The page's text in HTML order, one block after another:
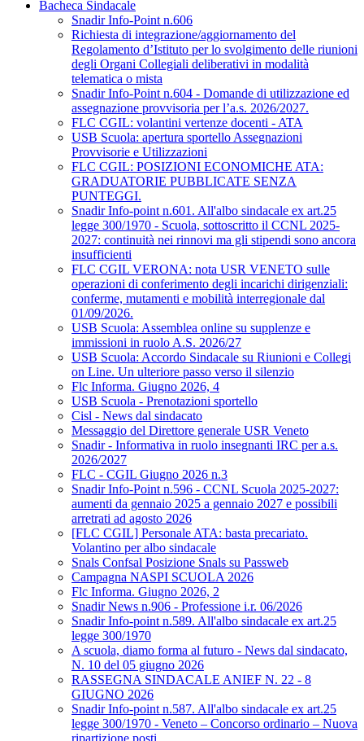
Bacheca Sindacale
Snadir Info-Point n.606
Richiesta di integrazione/aggiornamento del
Regolamento d’Istituto per lo svolgimento delle riunioni
degli Organi Collegiali deliberativi in modalità
telematica o mista
Snadir Info-Point n.604 - Domande di utilizzazione ed
assegnazione provvisoria per l’a.s. 2026/2027.
FLC CGIL: volantini vertenze docenti - ATA
USB Scuola: apertura sportello Assegnazioni
Provvisorie e Utilizzazioni
FLC CGIL: POSIZIONI ECONOMICHE ATA:
GRADUATORIE PUBBLICATE SENZA
PUNTEGGI.
Snadir Info-point n.601. All'albo sindacale ex art.25
legge 300/1970 - Scuola, sottoscritto il CCNL 2025-
2027: continuità nei rinnovi ma gli stipendi sono ancora
insufficienti
FLC CGIL VERONA: nota USR VENETO sulle
operazioni di conferimento degli incarichi dirigenziali:
conferme, mutamenti e mobilità interregionale dal
01/09/2026.
USB Scuola: Assemblea online su supplenze e
immissioni in ruolo A.S. 2026/27
USB Scuola: Accordo Sindacale su Riunioni e Collegi
on Line. Un ulteriore passo verso il silenzio
Flc Informa. Giugno 2026, 4
USB Scuola - Prenotazioni sportello
Cisl - News dal sindacato
Messaggio del Direttore generale USR Veneto
Snadir - Informativa in ruolo insegnanti IRC per a.s.
2026/2027
FLC - CGIL Giugno 2026 n.3
Snadir Info-Point n.596 - CCNL Scuola 2025-2027:
aumenti da gennaio 2025 a gennaio 2027 e possibili
arretrati ad agosto 2026
[FLC CGIL] Personale ATA: basta precariato.
Volantino per albo sindacale
Snals Confsal Posizione Snals su Passweb
Campagna NASPI SCUOLA 2026
Flc Informa. Giugno 2026, 2
Snadir News n.906 - Professione i.r. 06/2026
Snadir Info-point n.589. All'albo sindacale ex art.25
legge 300/1970
A scuola, diamo forma al futuro - News dal sindacato,
N. 10 del 05 giugno 2026
RASSEGNA SINDACALE ANIEF N. 22 - 8
GIUGNO 2026
Snadir Info-point n.587. All'albo sindacale ex art.25
legge 300/1970 - Veneto – Concorso ordinario – Nuova